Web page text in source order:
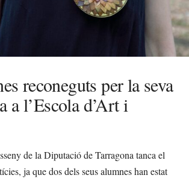
reconeguts per la seva
a l’Escola d’Art i
de la Diputació de Tarragona tanca el
ja que dos dels seus alumnes han estat